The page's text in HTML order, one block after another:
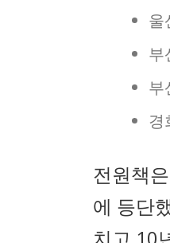
울
부
부
경
전원책
에 등단